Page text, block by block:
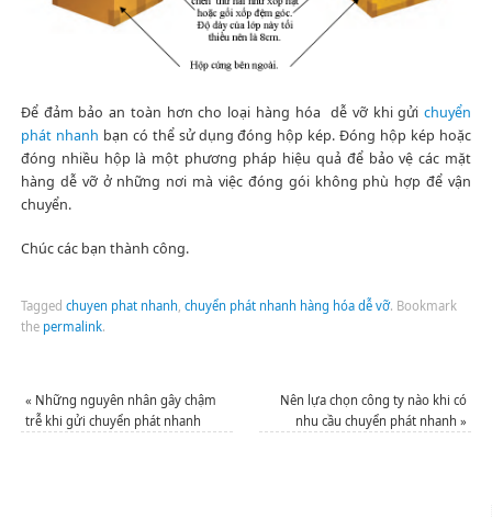
Để đảm bảo an toàn hơn cho loại hàng hóa dễ vỡ khi gửichuyển
phát nhanh bạn có thể sử dụng đóng hộp kép. Đóng hộp kép hoặc
đóng nhiều hộp là một phương pháp hiệu quả để bảo vệ các mặt
hàng dễ vỡ ở những nơi mà việc đóng gói không phù hợp để vận
chuyển.
Chúc các bạn thành công.
Tagged chuyen phat nhanh chuyển phát nhanh hàng hóa dễ vỡ. Bookmark
the permalink.
« Những nguyên nhân gây chậm
trễ khi gửi chuyển phát nhanh
Nên lựa chọn công ty nào khi có
nhu cầu chuyển phát nhanh»